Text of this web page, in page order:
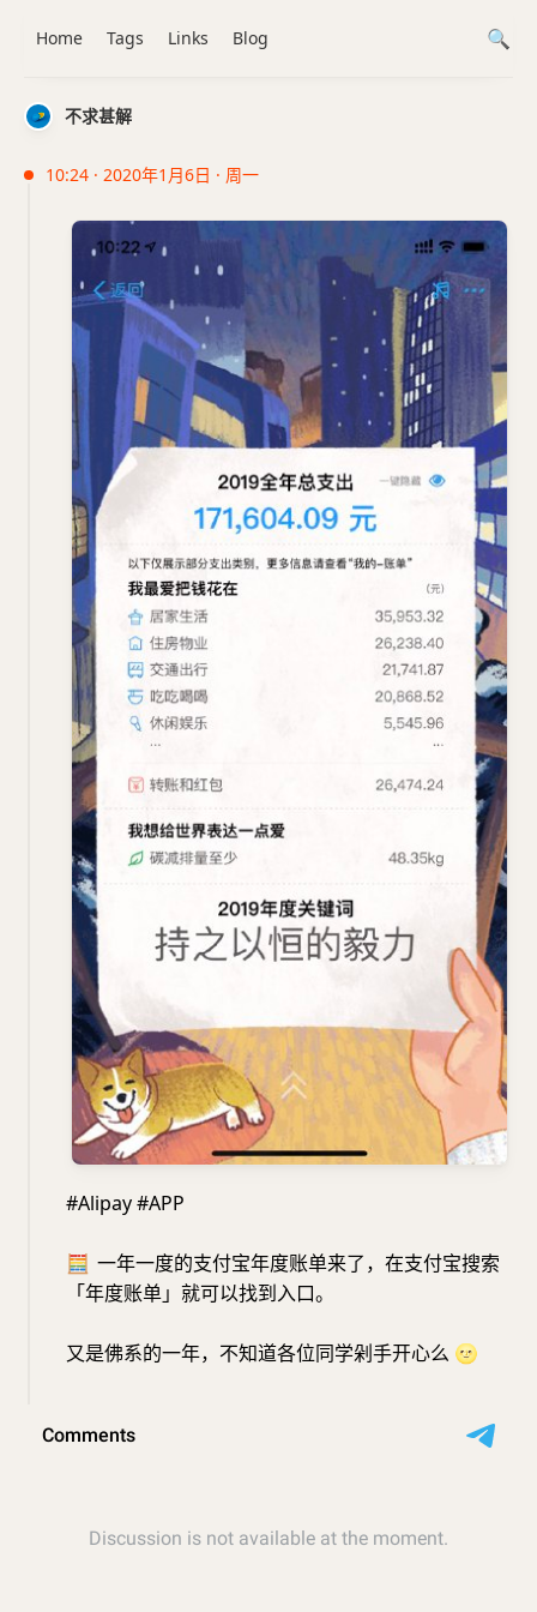
不求甚解
10:24 · 2020年1月6日 · 周一
#Alipay #APP
🧮 一年一度的支付宝年度账单来了，在支付宝搜索
「年度账单」就可以找到入口。
又是佛系的一年，不知道各位同学剁手开心么 🌝
Home Tags Links Blog